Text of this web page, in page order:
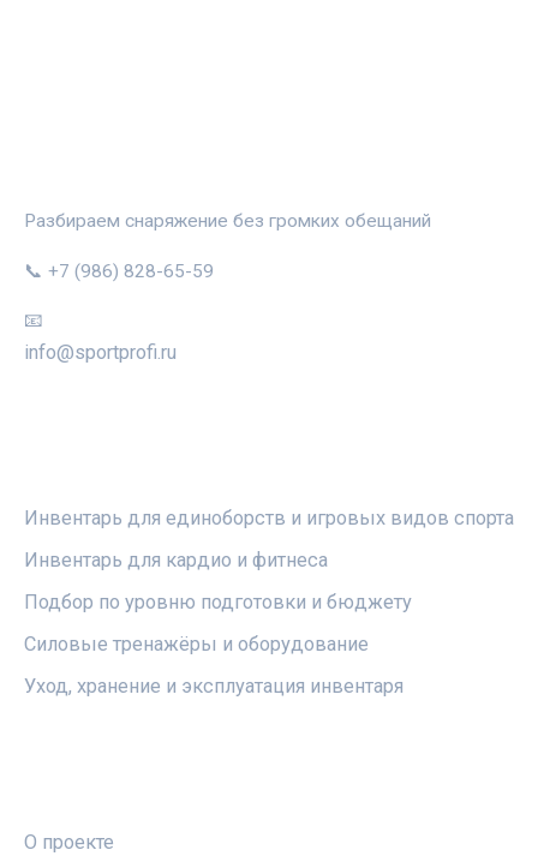
Разбираем снаряжение без громких обещаний
📞 +7 (986) 828-65-59
📧
info@sportprofi.ru
Инвентарь для единоборств и игровых видов спорта
Инвентарь для кардио и фитнеса
Подбор по уровню подготовки и бюджету
Силовые тренажёры и оборудование
Уход, хранение и эксплуатация инвентаря
О проекте